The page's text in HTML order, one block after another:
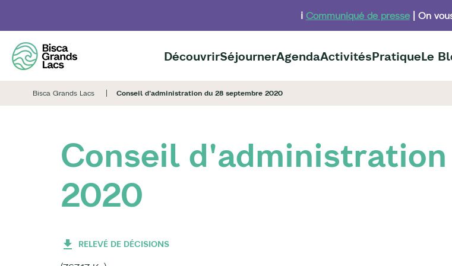
contenu
principal
ℹ️ Communiqué de presse| On
DécouvrirSéjournerAgendaActivitésPratiqueLe
Bisca Grands Lacs Conseil d'administration du 28 septembre 2020
Conseil
2020
RELEVÉ DE DÉCISIONS